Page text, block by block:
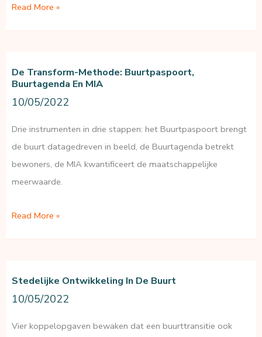
Voedselinitiatieven:
MKBA
onderstreept
Read More »
De Transform-Methode: Buurtpaspoort,
Buurtagenda En MIA
10/05/2022
Drie instrumenten in drie stappen: het Buurtpaspoort brengt
de buurt datagedreven in beeld, de Buurtagenda betrekt
bewoners, de MIA kwantificeert de maatschappelijke
meerwaarde.
De
Buurtagenda
en
MIA
Read More »
Stedelijke Ontwikkeling In De Buurt
10/05/2022
Vier koppelopgaven bewaken dat een buurttransitie ook